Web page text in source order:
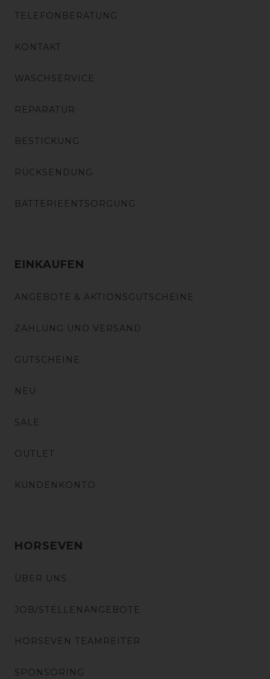
TELEFONBERATUNG
KONTAKT
WASCHSERVICE
REPARATUR
BESTICKUNG
RÜCKSENDUNG
BATTERIEENTSORGUNG
EINKAUFEN
ANGEBOTE & AKTIONSGUTSCHEINE
ZAHLUNG UND VERSAND
GUTSCHEINE
NEU
SALE
OUTLET
KUNDENKONTO
HORSEVEN
ÜBER UNS
JOB/STELLENANGEBOTE
HORSEVEN TEAMREITER
SPONSORING